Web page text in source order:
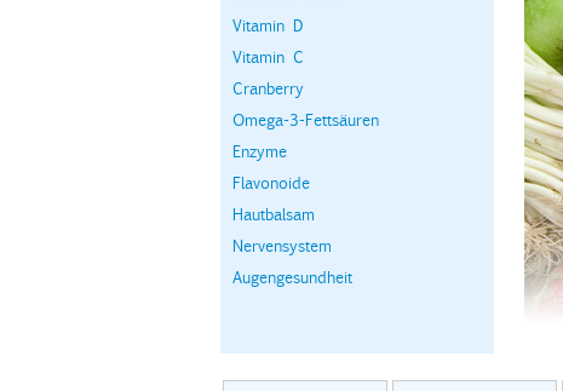
Vitamin D
Vitamin C
Cranberry
Omega-3-Fettsäuren
Enzyme
Flavonoide
Hautbalsam
Nervensystem
Augengesundheit